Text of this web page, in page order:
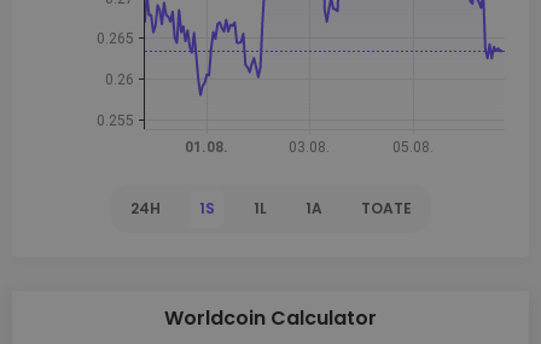
24H 1S 1L 1A TOATE
Worldcoin Calculator